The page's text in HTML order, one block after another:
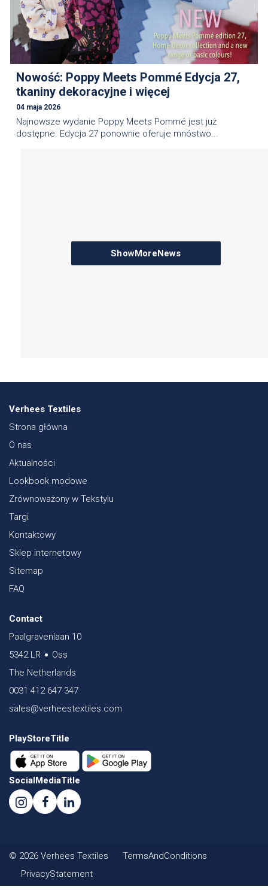
Nowość: Poppy Meets Pommé Edycja 27,
tkaniny dekoracyjne i więcej
04 maja 2026
Najnowsze wydanie Poppy Meets Pommé jest już
dostępne. Edycja 27 ponownie oferuje mnóstwo...
ShowMoreNews
Verhees Textiles
Strona główna
O nas
Aktualności
Lookbook modowe
Zrównoważony w Tekstylu
Targi
Kontaktowy
Sklep internetowy
Sitemap
FAQ
Contact
Paalgravenlaan 10
5342 LR
Oss
The Netherlands
0031 412 647 347
sales@verheestextiles.com
PlayStoreTitle
SocialMediaTitle
© 2026 Verhees Textiles
TermsAndConditions
PrivacyStatement